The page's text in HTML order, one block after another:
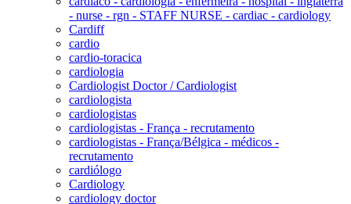
- nurse - rgn - STAFF NURSE - cardiac - cardiology
Cardiff
cardio
cardio-toracica
cardiologia
Cardiologist Doctor / Cardiologist
cardiologista
cardiologistas
cardiologistas - França - recrutamento
cardiologistas - França/Bélgica - médicos -
recrutamento
cardiólogo
Cardiology
cardiology doctor